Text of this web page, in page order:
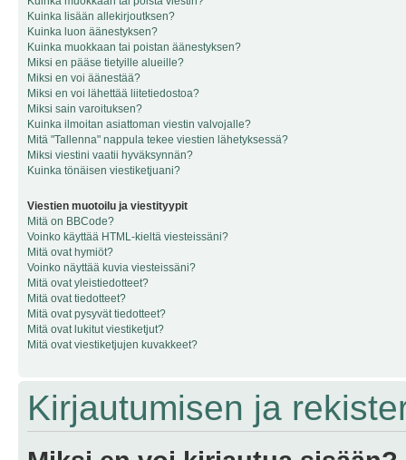
Kuinka lisään allekirjoutksen?
Kuinka luon äänestyksen?
Kuinka muokkaan tai poistan äänestyksen?
Miksi en pääse tietyille alueille?
Miksi en voi äänestää?
Miksi en voi lähettää liitetiedostoa?
Miksi sain varoituksen?
Kuinka ilmoitan asiattoman viestin valvojalle?
Mitä "Tallenna" nappula tekee viestien lähetyksessä?
Miksi viestini vaatii hyväksynnän?
Kuinka tönäisen viestiketjuani?
Viestien muotoilu ja viestityypit
Mitä on BBCode?
Voinko käyttää HTML-kieltä viesteissäni?
Mitä ovat hymiöt?
Voinko näyttää kuvia viesteissäni?
Mitä ovat yleistiedotteet?
Mitä ovat tiedotteet?
Mitä ovat pysyvät tiedotteet?
Mitä ovat lukitut viestiketjut?
Mitä ovat viestiketjujen kuvakkeet?
Kirjautumisen ja